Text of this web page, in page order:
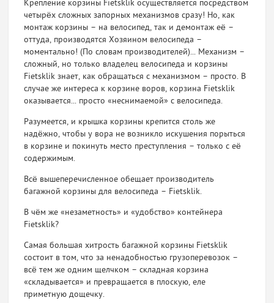
Крепление корзины Fietsklik осуществляется посредством
четырёх сложных запорных механизмов сразу! Но, как
монтаж корзины – на велосипед, так и демонтаж её –
оттуда, производятся Хозяином велосипеда –
моментально! (По словам производителей)... Механизм –
сложный, но только владелец велосипеда и корзины
Fietsklik знает, как обращаться с механизмом – просто. В
случае же интереса к корзине воров, корзина Fietsklik
оказывается... просто «неснимаемой» с велосипеда.
Разумеется, и крышка корзины крепится столь же
надёжно, чтобы у вора не возникло искушения порыться
в корзине и покинуть место преступления – только с её
содержимым.
Всё вышеперечисленное обещает производитель
багажной корзины для велосипеда – Fietsklik.
В чём же «незаметность» и «удобство» контейнера
Fietsklik?
Самая большая хитрость багажной корзины Fietsklik
состоит в том, что за ненадобностью грузоперевозок –
всё тем же одним щелчком – складная корзина
«складывается» и превращается в плоскую, еле
приметную дощечку.